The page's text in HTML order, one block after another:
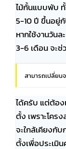
ไม้กั้นแบบพับ ทั้
5-10 ปี ขึ้นอยู่กั
หากใช้งานวัน
3-6 เดือน จะช่
สามารถเปลี่ยน
ได้ครับ แต่ต้อ
ตั้ง เพราะโคร
จะใกล้เคียงกั
ตั้งเพื่อประเมิน